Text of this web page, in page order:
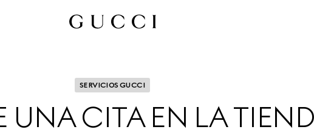
SERVICIOS GUCCI
UNA CITA EN LA